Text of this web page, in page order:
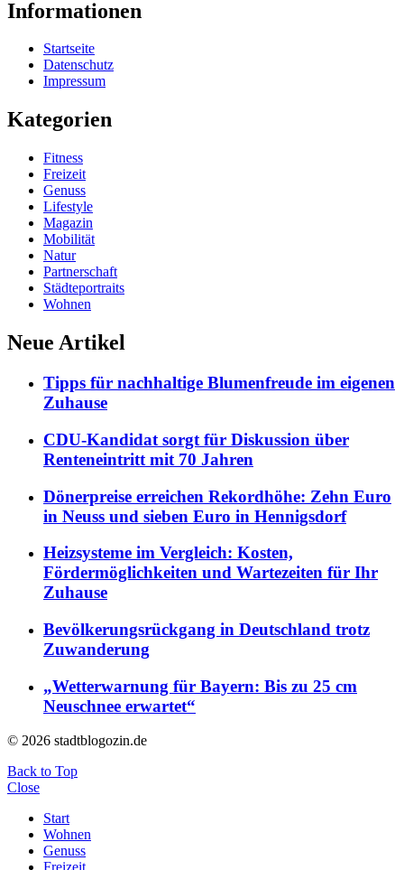
Informationen
Startseite
Datenschutz
Impressum
Kategorien
Fitness
Freizeit
Genuss
Lifestyle
Magazin
Mobilität
Natur
Partnerschaft
Städteportraits
Wohnen
Neue Artikel
Tipps für nachhaltige Blumenfreude im eigenen
Zuhause
CDU-Kandidat sorgt für Diskussion über
Renteneintritt mit 70 Jahren
Dönerpreise erreichen Rekordhöhe: Zehn Euro
in Neuss und sieben Euro in Hennigsdorf
Heizsysteme im Vergleich: Kosten,
Fördermöglichkeiten und Wartezeiten für Ihr
Zuhause
Bevölkerungsrückgang in Deutschland trotz
Zuwanderung
„Wetterwarnung für Bayern: Bis zu 25 cm
Neuschnee erwartet“
© 2026 stadtblogozin.de
Back to Top
Close
Start
Wohnen
Genuss